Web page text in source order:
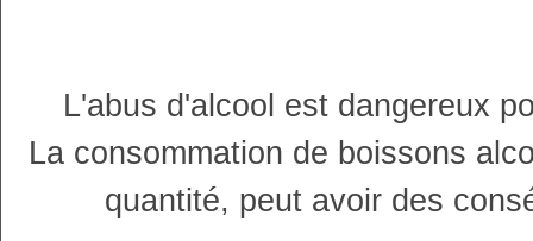
L'abus d'alcool est dangereux
La consommation de boissons
quantité, peut avoir des